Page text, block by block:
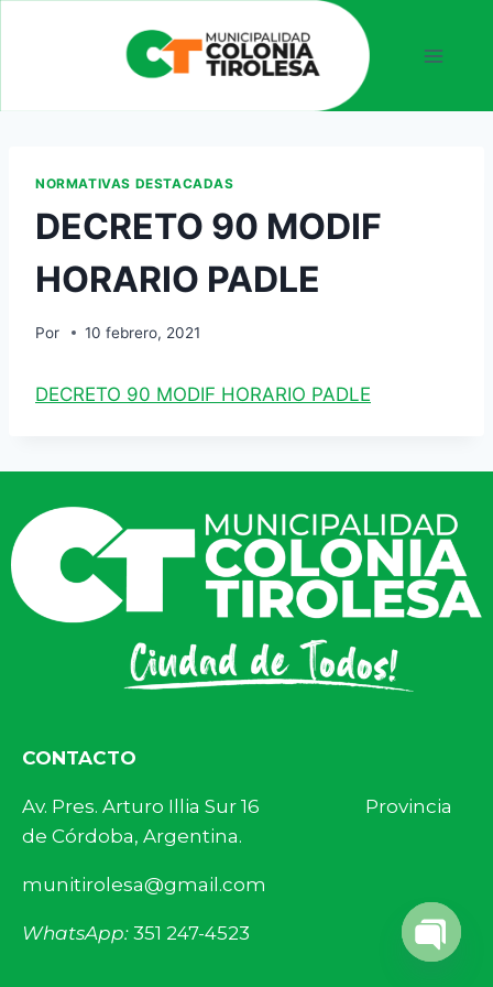
NORMATIVAS DESTACADAS
DECRETO 90 MODIF
HORARIO PADLE
Por 10 febrero, 2021
DECRETO 90 MODIF HORARIO PADLE
CONTACTO
Av. Pres. Arturo Illia Sur 16 Provincia
de Córdoba, Argentina.
munitirolesa@gmail.com
WhatsApp: 351 247-4523